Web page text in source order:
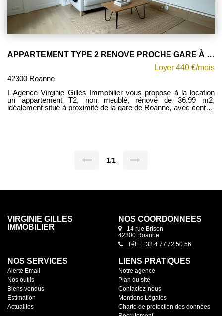
APPARTEMENT TYPE 2 RENOVE PROCHE GARE À ROANNE
Loyer 440 €/mois
42300 Roanne
L'Agence Virginie Gilles Immobilier vous propose à la location
un appartement T2, non meublé, rénové de 36.99 m2,
idéalement situé à proximité de la gare de Roanne, avec centre-
1/1
VIRGINIE GILLES
IMMOBILIER
NOS COORDONNÉES
14 rue Brison
42300 Roanne
Tél. : +33 4 77 72 50 56
NOS SERVICES
Alerte Email
Nos outils
Biens vendus
Estimation
Actualités
LIENS PRATIQUES
Notre agence
Plan du site
Contactez-nous
Mentions Légales
Charte de protection des données